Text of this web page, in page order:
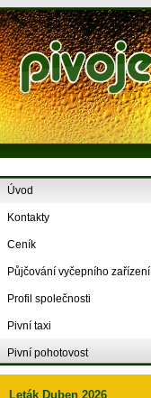
Úvod
Kontakty
Ceník
Půjčování vyčepního zařízení
Profil společnosti
Pivní taxi
Pivní pohotovost
Leták Duben 2026